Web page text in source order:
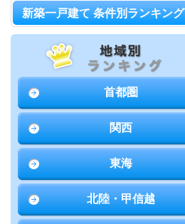
新築一戸建て 条件別ランキング
首都圏
関西
東海
北陸・甲信越